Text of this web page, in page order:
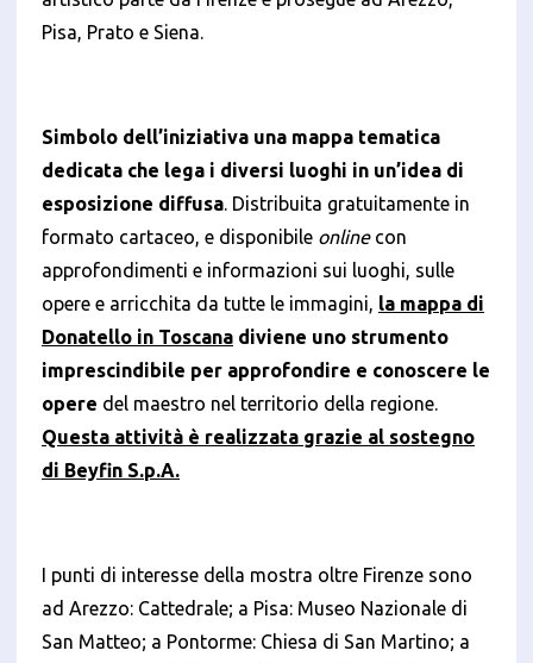
Pisa, Prato e Siena.
Simbolo dell’iniziativa una mappa tematica
dedicata che lega i diversi luoghi in un’idea di
esposizione diffusa. Distribuita gratuitamente in
formato cartaceo, e disponibile onlinecon
approfondimenti e informazioni sui luoghi, sulle
opere e arricchita da tutte le immagini, la mappa di
Donatello in Toscana diviene uno strumento
imprescindibile per approfondire e conoscere le
opere del maestro nel territorio della regione.
Questa attività è realizzata grazie al sostegno
di Beyfin S.p.A.
I punti di interesse della mostra oltre Firenze sono
ad Arezzo: Cattedrale; a Pisa: Museo Nazionale di
San Matteo; a Pontorme: Chiesa di San Martino; a